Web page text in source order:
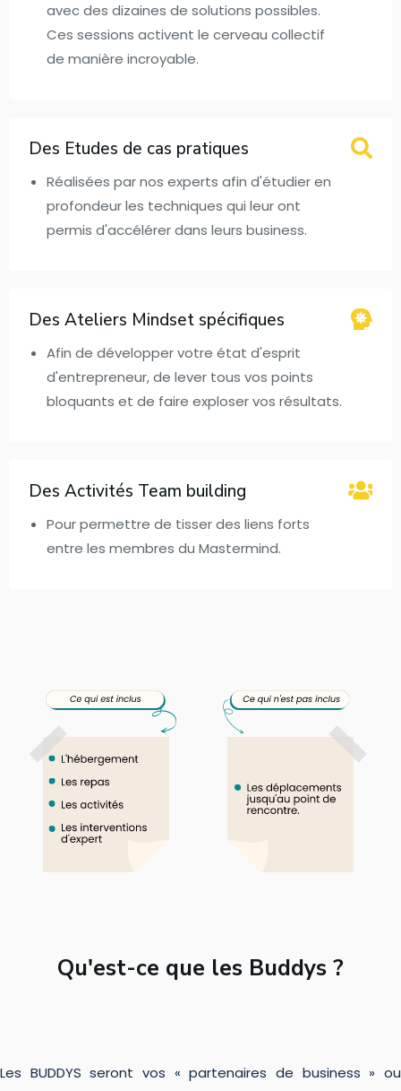
avec des dizaines de solutions possibles.
Ces sessions activent le cerveau collectif
de manière incroyable.
Des Etudes de cas pratiques
Réalisées par nos experts afin d'étudier en
profondeur les techniques qui leur ont
permis d'accélérer dans leurs business.
Des Ateliers Mindset spécifiques
Afin de développer votre état d'esprit
d'entrepreneur, de lever tous vos points
bloquants et de faire exploser vos résultats.
Des Activités Team building
Pour permettre de tisser des liens forts
entre les membres du Mastermind.
Qu'est-ce que les Buddys ?
Les BUDDYS seront vos « partenaires de business » ou